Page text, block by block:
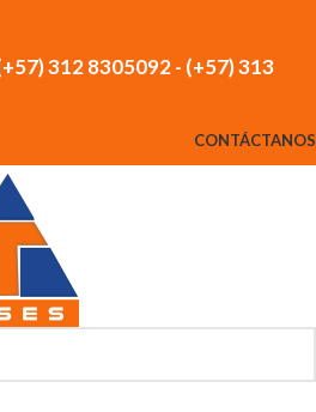
312 8305092 - (+57) 313
CONTÁCTANOS